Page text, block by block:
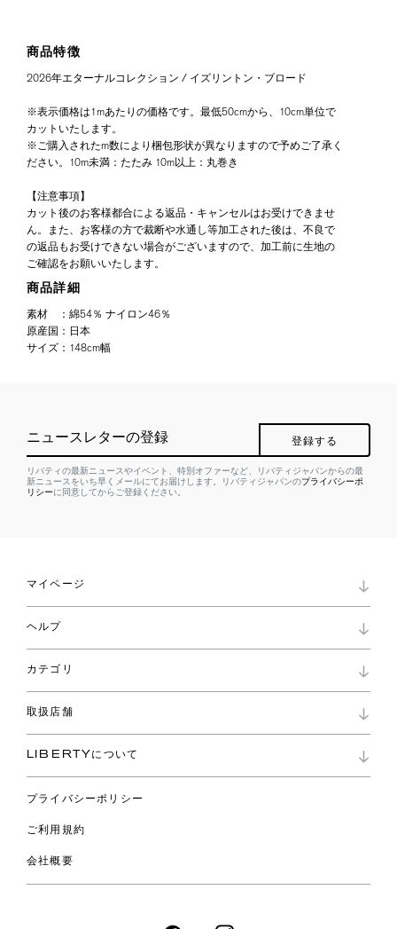
商品特徴
2026年エターナルコレクション / イズリントン・ブロード
※表示価格は1mあたりの価格です。最低50cmから、10cm単位で
カットいたします。
※ご購入されたm数により梱包形状が異なりますので予めご了承く
ださい。10m未満：たたみ 10m以上：丸巻き
【注意事項】
カット後のお客様都合による返品・キャンセルはお受けできませ
ん。また、お客様の方で裁断や水通し等加工された後は、不良で
の返品もお受けできない場合がございますので、加工前に生地の
ご確認をお願いいたします。
商品詳細
素材 ： 綿54％ ナイロン46％
原産国 ： 日本
サイズ ： 148cm幅
ニュースレターの登録 登録する
リバティの最新ニュースやイベント、特別オファーなど、リバティジャパンからの最
新ニュースをいち早くメールにてお届けします。リバティジャパンのプライバシーポ
リシーに同意してからご登録ください。
マイページ
ロイヤリティプログラム
パスワード再設定
ショッピングバッグ
ヘルプ
お問い合わせ
よくあるご質問
ご利用ガイド
カテゴリ
コレクション
ファブリックス
バッグ
ウェア
ライフスタイル
スペシャル
取扱店舗
リバティ・ファブリックス
LIBERTYについて
プライバシーポリシー
ご利用規約
会社概要